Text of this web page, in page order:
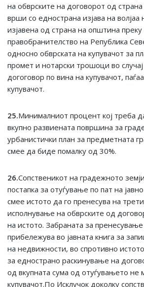
на обврските на договорот од страна
врши со еднострана изјава на волјаа
изјавена од страна на општина
правобранителство на Република
односно обврската на купувачот за
промет и нотарски трошоци во
догоговор по вина на купувачот,
купувачот.
25.Минималниот процент кој треба
вкупно развиената површина за
урбанистички план за предметната
смее да биде помалку од 30%.
26.Сопственикот на градежното
постапка за отуѓување по пат на
смее истото да го пренесува на
исполнување на обврските од
на истото. Забраната за
прибележува во јавната книга за
на недвижности, во спротивно
за еднострано раскинување на
од вкупната сума од отуѓувањето не
купувачот.По Исклучок доколку